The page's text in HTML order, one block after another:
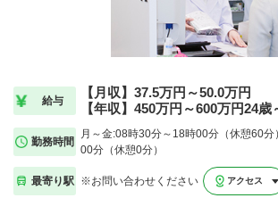
給与
【月収】37.5万円～50.0万円
【年収】450万円～600万円24歳
勤務時間
月～金:08時30分～18時00分（休憩60
00分（休憩0分）
最寄り駅 ※お問い合わせください アクセス